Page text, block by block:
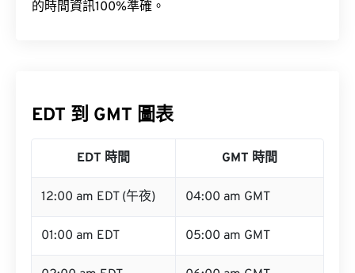
的時間資訊100%準確。
EDT 到 GMT 圖表
EDT 時間 GMT 時間
12:00 am EDT (午夜) 04:00 am GMT
01:00 am EDT 05:00 am GMT